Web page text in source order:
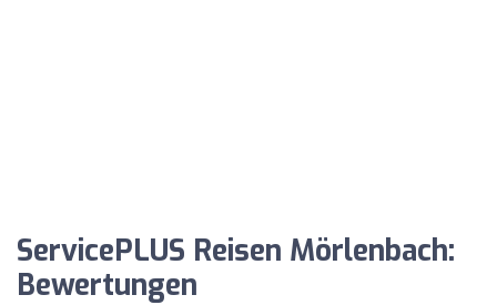
ServicePLUS Reisen Mörlenbach:
Bewertungen